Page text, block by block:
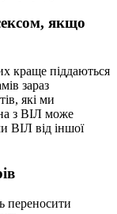
якщо
краще піддаються
зараз
які ми
з ВІЛ може
ВІЛ від іншої
переносити